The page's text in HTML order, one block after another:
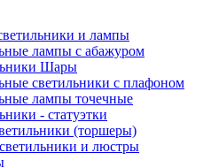
и лампы
лампы с абажуром
Шары
светильники с плафоном
лампы точечные
- статуэтки
(торшеры)
и люстры